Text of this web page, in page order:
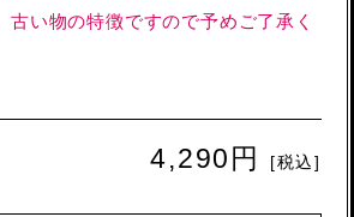
古い物の特徴ですので予めご了承く
4,290円 [税込]